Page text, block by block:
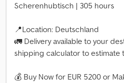
Scherenhubtisch | 305 hours
📍Location: Deutschland
🚛 Delivery available to your
shipping calculator to estimate
💰 Buy Now for EUR 5200 or